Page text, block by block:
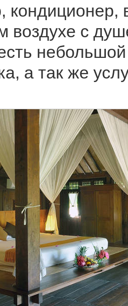
кондиционер,
воздухе с
небольшой
а так же